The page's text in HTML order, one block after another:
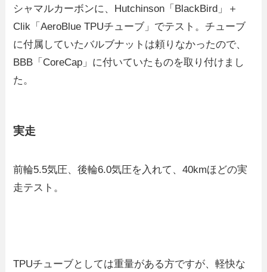
シャマルカーボンに、Hutchinson「BlackBird」＋
Clik「AeroBlue TPUチューブ」でテスト。チューブ
に付属していたバルブナットは頼りなかったので、
BBB「CoreCap」に付いていたものを取り付けまし
た。
実走
前輪5.5気圧、後輪6.0気圧を入れて、40kmほどの実
走テスト。
TPUチューブとしては重量がある方ですが、軽快な